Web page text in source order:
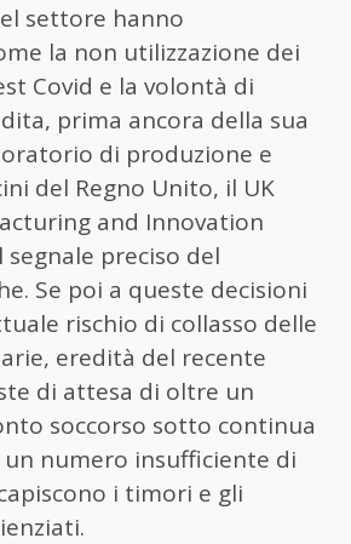
settore hanno
la non utilizzazione dei
Covid e la volontà di
prima ancora della sua
di produzione e
del Regno Unito, il UK
and Innovation
segnale preciso del
Se poi a queste decisioni
rischio di collasso delle
eredità del recente
di attesa di oltre un
soccorso sotto continua
un numero insufficiente di
i timori e gli